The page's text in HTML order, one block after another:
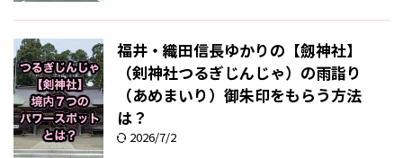
福井・織田信長ゆかりの【劔神社】
（剣神社つるぎじんじゃ）の雨詣り
（あめまいり）御朱印をもらう方法
は？
2026/7/2